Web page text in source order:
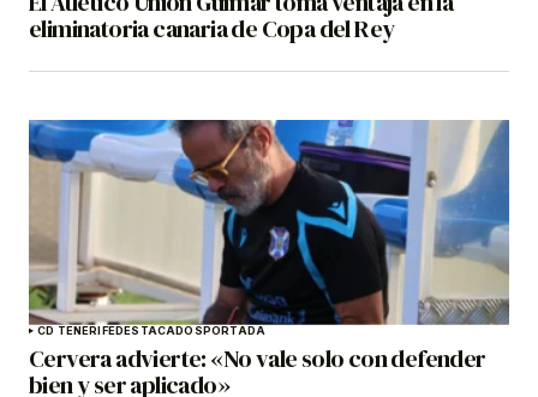
eliminatoria canaria de Copa del Rey
CD TENERIFEDESTACADOSPORTADA
Cervera advierte: «No vale solo con defender
bien y ser aplicado»